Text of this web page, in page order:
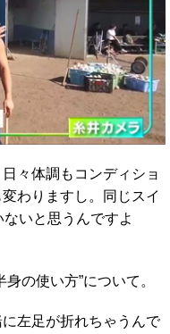
々体調もコンディショ
わりますし。同じスイ
いと思うんですよ
の使い方”について。
左足が折れちゃうんで